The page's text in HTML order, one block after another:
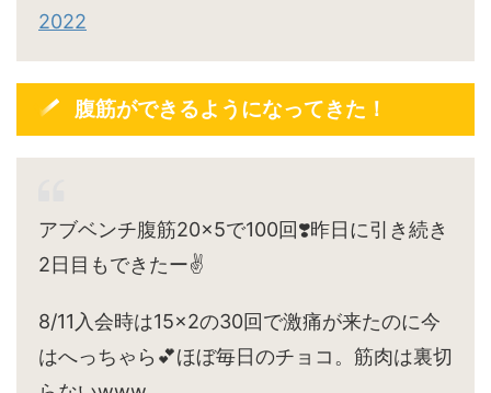
2022
腹筋ができるようになってきた！
アブベンチ腹筋20×5で100回❣️昨日に引き続き
2日目もできたー✌️
8/11入会時は15×2の30回で激痛が来たのに今
はへっちゃら💕ほぼ毎日のチョコ。筋肉は裏切